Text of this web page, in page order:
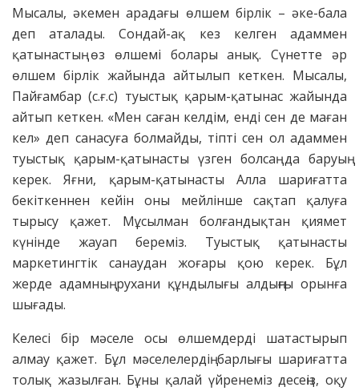
Мысалы, әкемен арадағы өлшем бірлік – әке-бала
деп аталады. Сондай-ақ кез келген адаммен
қатынастың өз өлшемі болары анық. Сүнетте әр
өлшем бірлік жайында айтылып кеткен. Мысалы,
Пайғамбар (с.ғ.с) туыстық қарым-қатынас жайында
айтып кеткен. «Мен саған келдім, енді сен де маған
кел» деп санасуға болмайды, тіпті сен ол адаммен
туыстық қарым-қатынасты үзген болсаң да баруың
керек. Яғни, қарым-қатынасты Алла шариғатта
бекіткеннен кейін оны мейлінше сақтап қалуға
тырысу қажет. Мұсылман болғандықтан қиямет
күнінде жауап береміз. Туыстық қатынасты
маркетингтік санаудан жоғары қою керек. Бұл
жерде адамның рухани құндылығы алдыңғы орынға
шығады.
Келесі бір мәселе осы өлшемдерді шатастырып
алмау қажет. Бұл мәселелердің барлығы шариғатта
толық жазылған. Бұны қалай үйренеміз десеңіз, оқу